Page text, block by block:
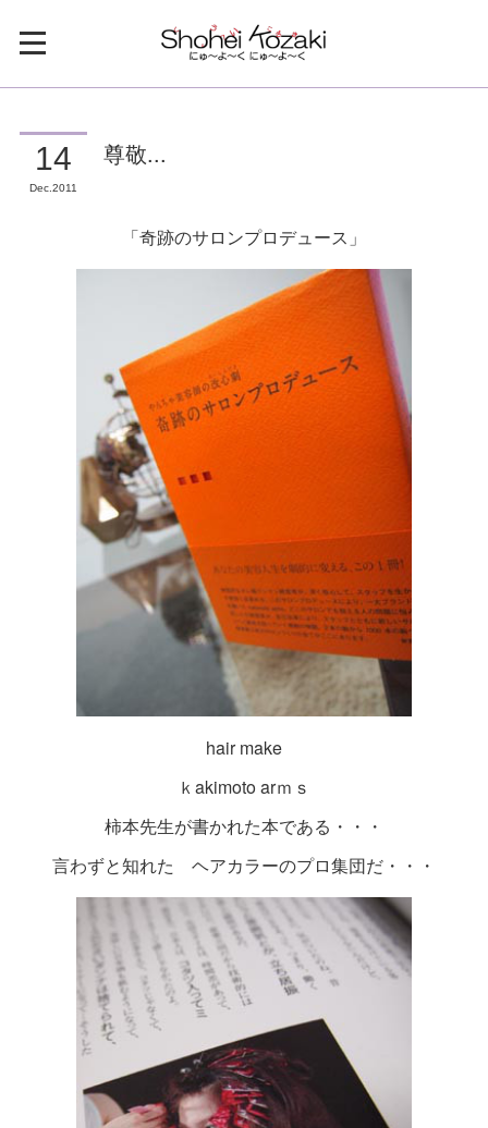
14
Dec 2011
尊敬...
「奇跡のサロンプロデュース」
hair make
ｋakimoto arｍｓ
柿本先生が書かれた本である・・・
言わずと知れた ヘアカラーのプロ集団だ・・・